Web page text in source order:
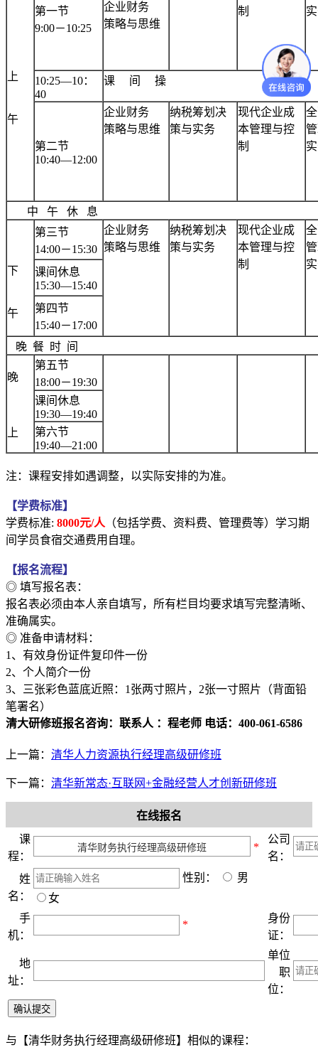
上
午
第一节
9:00－10:25
企业财务
策略与思维
制
10:25—10：
40
课 间 操
第二节
10:40—12:00
企业财务
策略与思维
纳税筹划决
策与实务
现代企业成
本管理与控
制
中 午 休 息
下
午
第三节
14:00－15:30
企业财务
策略与思维
纳税筹划决
策与实务
现代企业成
本管理与控
制
课间休息
15:30—15:40
第四节
15:40－17:00
晚 餐 时 间
晚
上
第五节
18:00－19:30
课间休息
19:30—19:40
第六节
19:40—21:00
注：课程安排如遇调整，以实际安排的为准。
【学费标准】
学费标准: 8000元/人 （包括学费、资料费、管理费等）学习期
间学员食宿交通费用自理。
【报名流程】
◎ 填写报名表：
报名表必须由本人亲自填写，所有栏目均要求填写完整清晰、
准确属实。
◎ 准备申请材料：
1、有效身份证件复印件一份
2、个人简介一份
3、三张彩色蓝底近照：1张两寸照片，2张一寸照片（背面铅
笔署名）
清大研修班报名咨询：联系人 ：程老师 电话：400-061-6586
上一篇： 清华人力资源执行经理高级研修班
下一篇： 清华新常态·互联网+金融经营人才创新研修班
在线报名
课
程：
*
公司
名：
姓
名：
性别：
男
女
手
机：
*
身份
证：
地
址：
单位
职
位：
与 【清华财务执行经理高级研修班】 相似的课程：